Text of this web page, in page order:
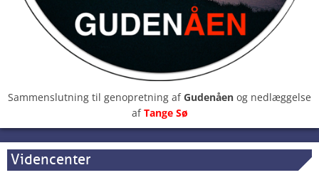
Sammenslutning til genopretning afGudenåen og nedlæggelse
afTange Sø
Videncenter